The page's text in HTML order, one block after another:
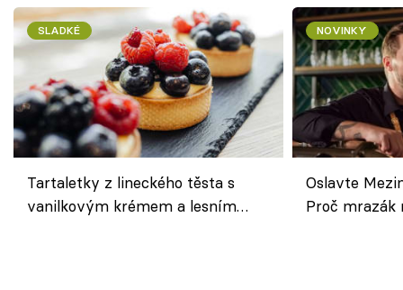
SLADKÉ
Tartaletky z lineckého těsta s
vanilkovým krémem a lesním
NOVINKY
Oslavte
Proč